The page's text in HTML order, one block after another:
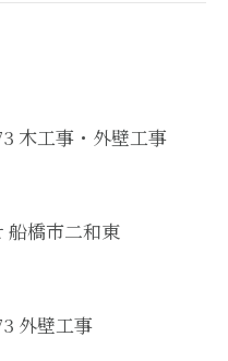
木工事・外壁工事
船橋市二和東
外壁工事